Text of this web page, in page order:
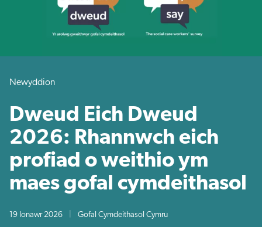
Newyddion
Dweud Eich Dweud
2026: Rhannwch eich
profiad o weithio ym
maes gofal cymdeithasol
19 Ionawr 2026 Gofal Cymdeithasol Cymru